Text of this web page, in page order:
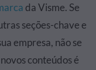
da Visme. Se
seções-chave e
empresa, não se
conteúdos é